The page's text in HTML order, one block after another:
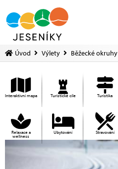
Úvod Výlety Běžecké okruhy
Interaktivní mapa Turistické cíle Turistika
Relaxace a
wellness
Ubytování Stravování